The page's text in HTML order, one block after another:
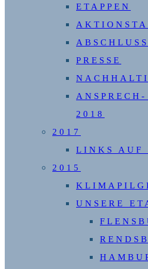
ETAPPEN
PRESSE
2018
2017
LINKS AUF
2015
UNSERE